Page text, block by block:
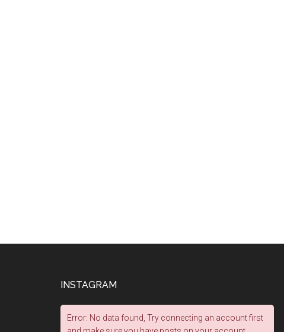
INSTAGRAM
Error: No data found, Try connecting an account first